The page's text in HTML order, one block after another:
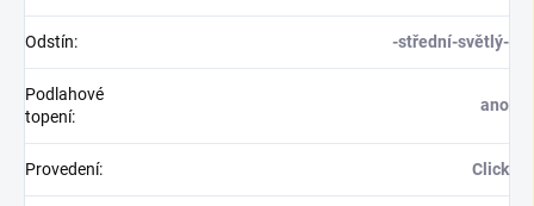
Odstín: -střední-světlý-
Podlahové
topení:
ano
Provedení: Click